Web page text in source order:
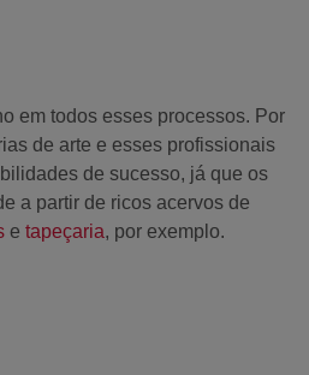
em todos esses processos. Por
de arte e esses profissionais
de sucesso, já que os
a partir de ricos acervos de
e tapeçaria, por exemplo.